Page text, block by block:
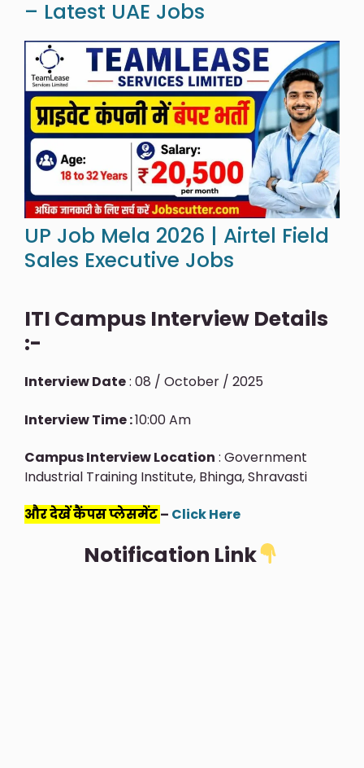
– Latest UAE Jobs
UP Job Mela 2026 | Airtel Field
Sales Executive Jobs
ITI Campus Interview Details
:-
Interview Date: 08 / October / 2025
Interview Time :10:00 Am
Campus Interview Location : Government
Industrial Training Institute, Bhinga, Shravasti
और देखें कैंपस प्लेसमेंट– Click Here
Notification Link